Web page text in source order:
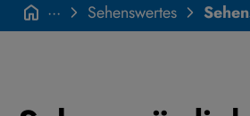
Sehenswertes
···